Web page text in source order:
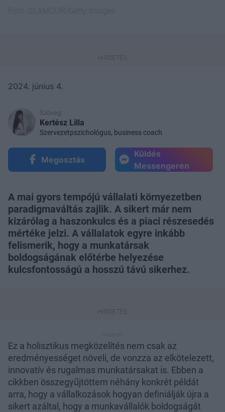
2024. június 4.
Szöveg:
Kertész Lilla
Szervezetpszichológus, business coach
Megosztás
Küldés
Messengeren
A mai gyors tempójú vállalati környezetben
paradigmaváltás zajlik. A sikert már nem
kizárólag a haszonkulcs és a piaci részesedés
mértéke jelzi. A vállalatok egyre inkább
felismerik, hogy a munkatársak
boldogságának előtérbe helyezése
kulcsfontosságú a hosszú távú sikerhez.
Ez a holisztikus megközelítés nem csak az
eredményességet növeli, de vonzza az elkötelezett,
innovatív és rugalmas munkatársakat is. Ebben a
cikkben összegyűjtöttem néhány konkrét példát
arra, hogy a vállalkozások hogyan definiálják újra a
sikert azáltal, hogy a munkavállalók boldogságát